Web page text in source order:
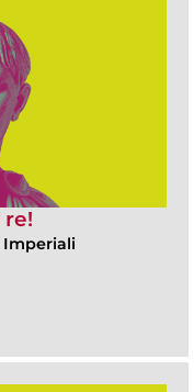
re!
Imperiali